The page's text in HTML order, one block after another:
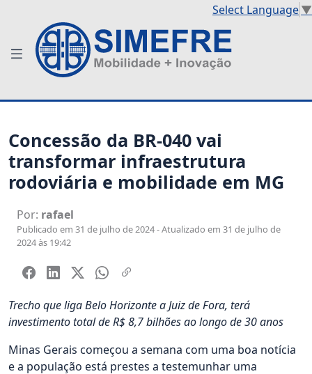
Select Language▼
Concessão da BR-040 vai
transformar infraestrutura
rodoviária e mobilidade em MG
Por: rafael
Publicado em 31 de julho de 2024 - Atualizado em 31 de julho de
2024 às 19:42
Trecho que liga Belo Horizonte a Juiz de Fora, terá
investimento total de R$ 8,7 bilhões ao longo de 30 anos
Minas Gerais começou a semana com uma boa notícia
e a população está prestes a testemunhar uma